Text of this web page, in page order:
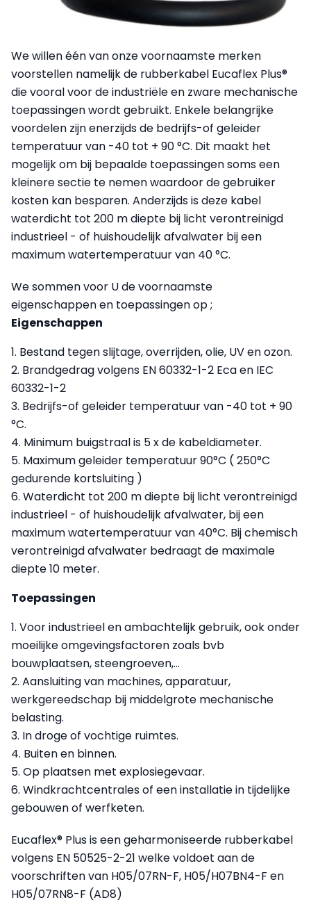
We willen één van onze voornaamste merken
voorstellen namelijk de rubberkabel Eucaflex Plus®
die vooral voor de industriële en zware mechanische
toepassingen wordt gebruikt. Enkele belangrijke
voordelen zijn enerzijds de bedrijfs-of geleider
temperatuur van -40 tot + 90 °C. Dit maakt het
mogelijk om bij bepaalde toepassingen soms een
kleinere sectie te nemen waardoor de gebruiker
kosten kan besparen. Anderzijds is deze kabel
waterdicht tot 200 m diepte bij licht verontreinigd
industrieel - of huishoudelijk afvalwater bij een
maximum watertemperatuur van 40 °C.
We sommen voor U de voornaamste
eigenschappen en toepassingen op ;
Eigenschappen
1. Bestand tegen slijtage, overrijden, olie, UV en ozon.
2. Brandgedrag volgens EN 60332-1-2 Eca en IEC
60332-1-2
3. Bedrijfs-of geleider temperatuur van -40 tot + 90
°C.
4. Minimum buigstraal is 5 x de kabeldiameter.
5. Maximum geleider temperatuur 90°C ( 250°C
gedurende kortsluiting )
6. Waterdicht tot 200 m diepte bij licht verontreinigd
industrieel - of huishoudelijk afvalwater, bij een
maximum watertemperatuur van 40°C. Bij chemisch
verontreinigd afvalwater bedraagt de maximale
diepte 10 meter.
Toepassingen
1. Voor industrieel en ambachtelijk gebruik, ook onder
moeilijke omgevingsfactoren zoals bvb
bouwplaatsen, steengroeven,…
2. Aansluiting van machines, apparatuur,
werkgereedschap bij middelgrote mechanische
belasting.
3. In droge of vochtige ruimtes.
4. Buiten en binnen.
5. Op plaatsen met explosiegevaar.
6. Windkrachtcentrales of een installatie in tijdelijke
gebouwen of werfketen.
Eucaflex® Plus is een geharmoniseerde rubberkabel
volgens EN 50525-2-21 welke voldoet aan de
voorschriften van H05/07RN-F, H05/H07BN4-F en
H05/07RN8-F (AD8)